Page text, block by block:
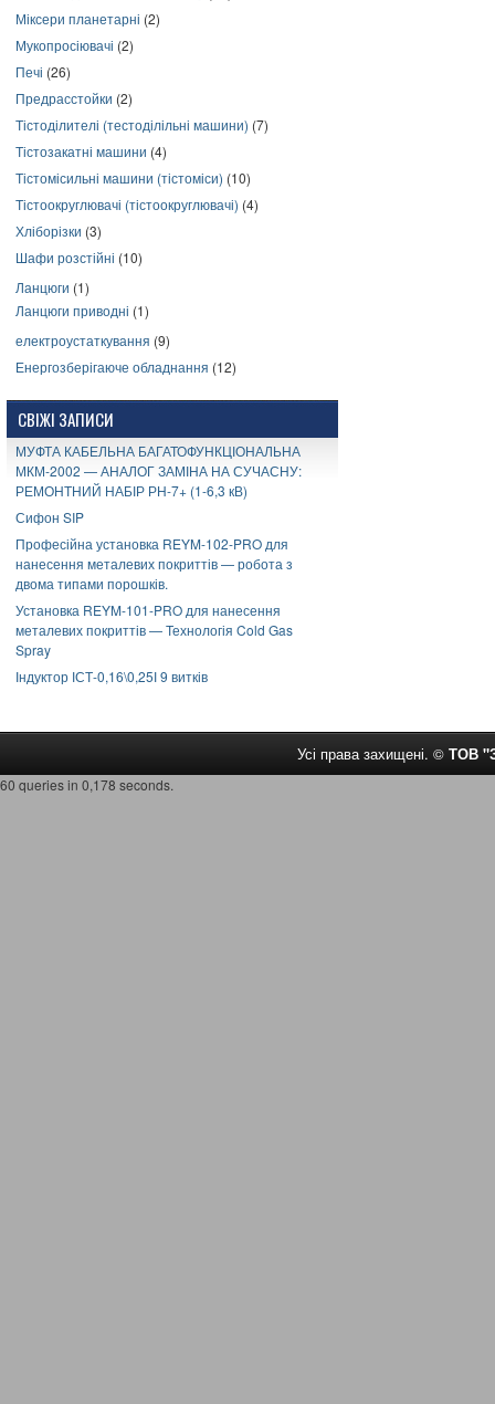
Міксери планетарні (2)
Мукопросіювачі (2)
Печі (26)
Предрасстойки (2)
Тістоділителі (тестоділільні машини) (7)
Тістозакатні машини (4)
Тістомісильні машини (тістоміси) (10)
Тістоокруглювачі (тістоокруглювачі) (4)
Хліборізки (3)
Шафи розстійні (10)
Ланцюги (1)
Ланцюги приводні (1)
електроустаткування (9)
Енергозберігаюче обладнання (12)
СВІЖІ ЗАПИСИ
МУФТА КАБЕЛЬНА БАГАТОФУНКЦІОНАЛЬНА
МКМ-2002 — АНАЛОГ ЗАМІНА НА СУЧАСНУ:
РЕМОНТНИЙ НАБІР РН-7+ (1-6,3 кВ)
Сифон SIP
Професійна установка REYM-102-PRO для
нанесення металевих покриттів — робота з
двома типами порошків.
Установка REYM-101-PRO для нанесення
металевих покриттів — Технологія Cold Gas
Spray
Індуктор ІСТ-0,16\0,25І 9 витків
Усі права захищені. © ТОВ
60 queries in 0,178 seconds.